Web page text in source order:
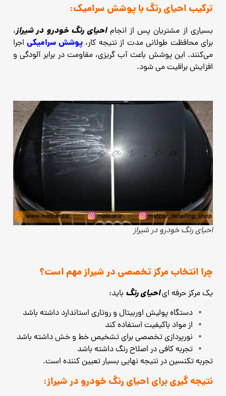
ترکیب احیای رنگ با پوشش سرامیک:
بسیاری از مشتریان پس از انجام احیای رنگ خودرو در شیراز،
برای محافظت طولانی ‌مدت از نتیجه کار،پوشش سرامیکیاجرا
می‌کنند. این پوشش باعث آب ‌گریزی، مقاومت در برابر آلودگی و
افزایش براقیت می ‌شود.
احیای رنگ خودرو در شیراز
چرا انتخاب مرکز تخصصی در شیراز مهم است؟
یک مرکز حرفه ‌ایاحیای رنگ باید:
دستگاه پولیش اوربیتال و روتاری استاندارد داشته باشد
از مواد باکیفیت استفاده کند
نورپردازی تخصصی برای تشخیص خط و خش داشته باشد
تجربه کافی در اصلاح رنگ داشته باشد
تجربه تکنسین در نتیجه نهایی بسیار تعیین ‌کننده است.
نتیجه‌ گیری برای احیای رنگ خودرو در شیراز: